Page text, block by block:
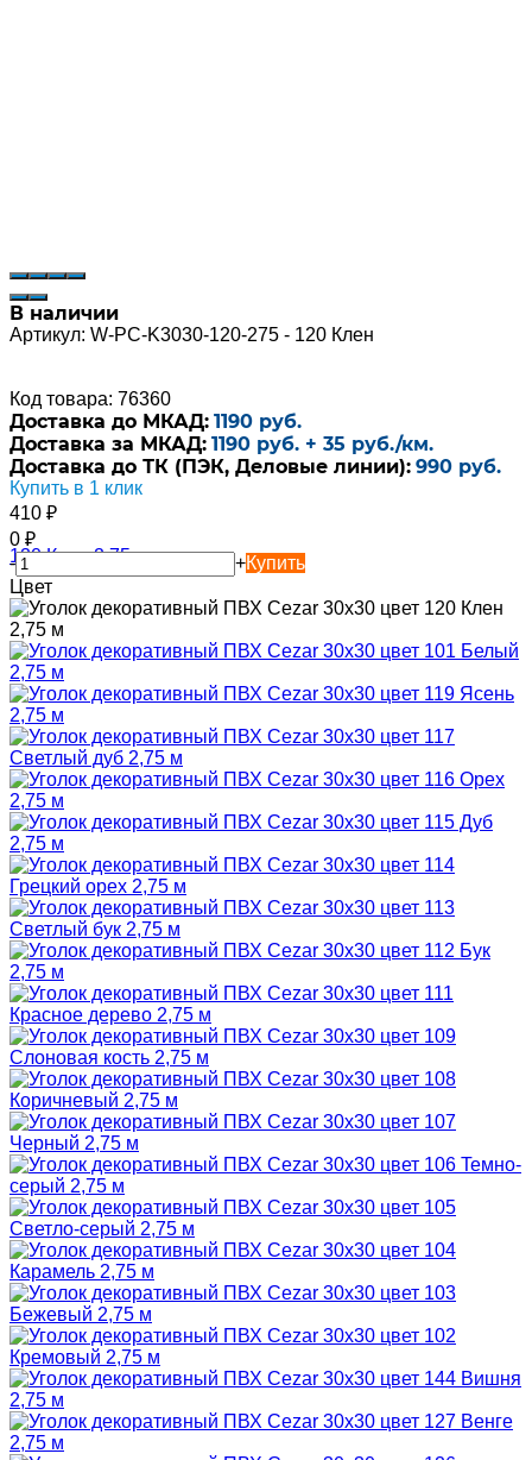
В наличии
Артикул: W-PC-K3030-120-275 - 120 Клен
Код товара: 76360
Доставка до МКАД: 1190 руб.
Доставка за МКАД: 1190 руб. + 35 руб./км.
Доставка до ТК (ПЭК, Деловые линии): 990 руб.
Купить в 1 клик
410 ₽
0 ₽
-
+Купить
Цвет